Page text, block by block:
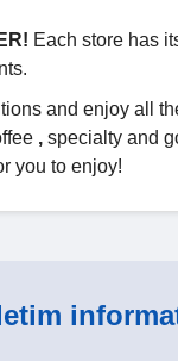
Each store has
and enjoy all
, specialty and
you to enjoy!